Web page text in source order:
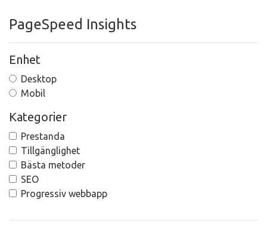
PageSpeed Insights
Enhet
Desktop
Mobil
Kategorier
Prestanda
Tillgänglighet
Bästa metoder
SEO
Progressiv webbapp